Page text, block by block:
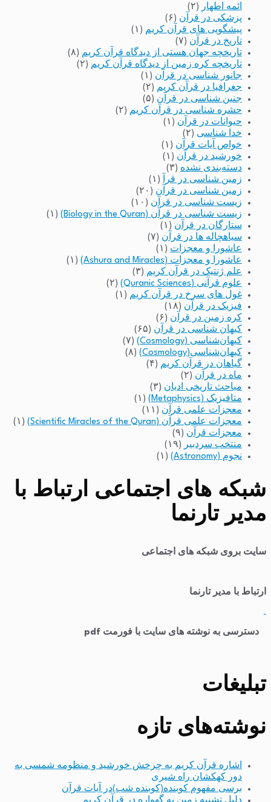
ائمه اطهار
(۲)
پزشکی در قرآن (۶)
پیشگویی های قرآن کریم (۱)
تاریخ در قرآن (۷)
تاریخچه جهان هستی از دیدگاه قرآن کریم (۸)
تاریخچه کره زمین از دیدگاه قرآن کریم (۲)
جانور شناسی در قرآن (۱)
جغرافیا در قرآن کریم (۲)
جنین شناسی در قرآن (۵)
حشره شناسی در قرآن کریم (۲)
حیوانات در قرآن (۱)
خدا شناسی (۲)
خواص آیات قرآن (۱)
خورشید در قرآن (۱)
دسته‌بندی نشده (۳)
زمین شناسی در قرآ
(۱)
زمین شناسی در قرآن (۲۰)
زیست شناسی در قرآن (۱۰)
زیست شناسی در قرآن (Biology in the Quran)
(۱)
ستارگان در قرآن (۱)
سیاهچاله ها در قرآن (۷)
عاشورا و معجزات (۱)
عاشورا و معجزات (Ashura and Miracles)
(۱)
علم ژنتیک در قرآن کریم (۳)
علوم قرآنی (Quranic Sciences)
(۲)
غول های سرخ در قرآن کریم (۱)
فیزیک در قرآن (۱۸)
کره زمین در قرآن (۶)
کیهان شناسی در قرآن (۶۵)
کیهان‌شناسی (Cosmology)
(۷)
کیهان‌شناسی(Cosmology)
(۸)
گیاهان در قرآن کریم (۴)
ماه در قرآن (۲)
مباحث تاریخی ادیان (۳)
متافیزیک (Metaphysics)
(۱)
معجزات علمی قرآن (۱۱)
معجزات علمی قرآن (Scientific Miracles of the Quran)
(۱)
معجزات قرآن (۹)
منتخب سردبیر
(۱۹)
نجوم (Astronomy)
(۱)
شبکه های اجتماعی ارتباط با
مدیر تارنما
سایت بروی شبکه های اجتماعی
ارتباط با مدیر تارنما
دسترسی به نوشته های سایت با فورمت pdf
تبلیغات
نوشته‌های تازه
اشاره قرآن کریم به چرخش خورشید و منظومه شمسی به
دور کهکشان راه شیری
برسی مفهوم کوبنده(کوبنده شب)در آیات قرآن